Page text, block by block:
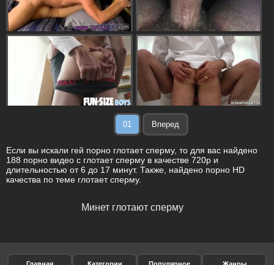
01 Вперед
Если вы искали гей порно глотает сперму, то для вас найдено
188 порно видео с глотает сперму в качестве 720p и
длительностью от 6 до 17 минут. Также, найдено порно HD
качества по теме глотает сперму.
Минет глотают сперму